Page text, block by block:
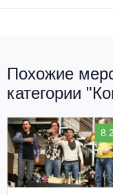
Похожие
категории
8.2